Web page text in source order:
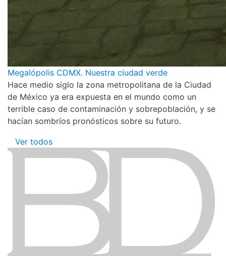
Megalópolis CDMX. Nuestra ciudad verde
Hace medio siglo la zona metropolitana de la Ciudad
de México ya era expuesta en el mundo como un
terrible caso de contaminación y sobrepoblación, y se
hacían sombríos pronósticos sobre su futuro.
Ver todos